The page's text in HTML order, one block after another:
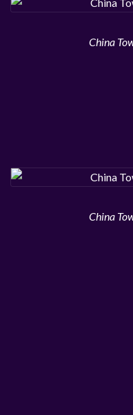
China
China